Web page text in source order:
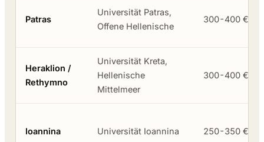
Patras
Universität Patras,
Offene Hellenische
300-400 €
Heraklion /
Rethymno
Universität Kreta,
Hellenische
Mittelmeer
300-400 €
Ioannina Universität Ioannina 250-350 €